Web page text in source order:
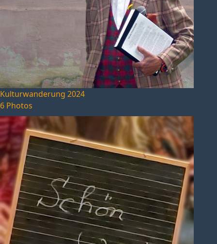
Kulturwanderung 2024
6 Photos